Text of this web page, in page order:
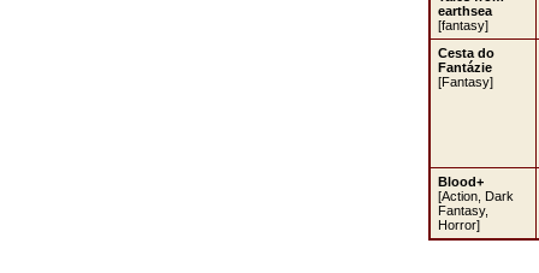
earthsea
[fantasy]
Cesta do
Fantázie
[Fantasy]
Blood+
[Action, Dark
Fantasy,
Horror]